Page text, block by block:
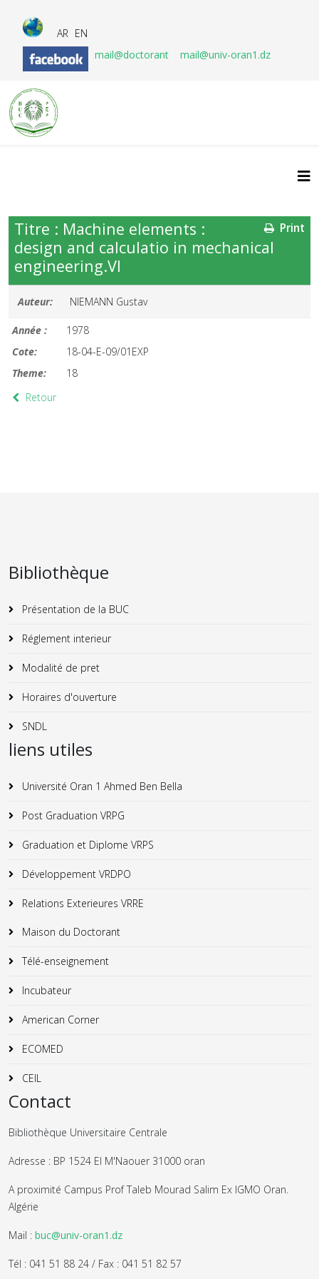
AR EN
mail@doctorant
mail@univ-oran1.dz
Print
Titre : Machine elements :
design and calculatio in mechanical
engineering.VI
Auteur: NIEMANN Gustav
Année :
1978
Cote:
18-04-E-09/01EXP
Theme:
18
Retour
Bibliothèque
Présentation de la BUC
Réglement interieur
Modalité de pret
Horaires d'ouverture
SNDL
liens utiles
Université Oran 1 Ahmed Ben Bella
Post Graduation VRPG
Graduation et Diplome VRPS
Développement VRDPO
Relations Exterieures VRRE
Maison du Doctorant
Télé-enseignement
Incubateur
American Corner
ECOMED
CEIL
Contact
Bibliothèque Universitaire Centrale
Adresse : BP 1524 El M'Naouer 31000 oran
A proximité Campus Prof Taleb Mourad Salim Ex IGMO Oran.
Algérie
Mail : buc@univ-oran1.dz
Tél : 041 51 88 24 / Fax : 041 51 82 57